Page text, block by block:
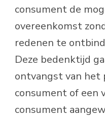
consument de
overeenkomst
redenen te
Deze bedenktijd
ontvangst van het
consument of een
consument